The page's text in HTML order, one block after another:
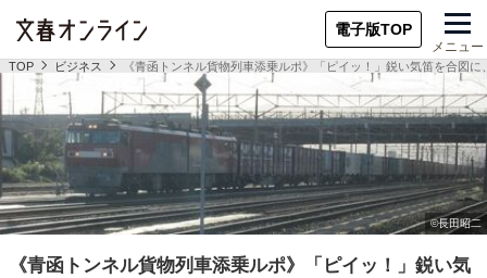
電子版TOP
メニュー
TOP ビジネス 《青函トンネル貨物列車添乗ルポ》「ピイッ！」鋭い気笛を合図
《青函トンネル貨物列車添乗ルポ》「ピイッ！」鋭い気